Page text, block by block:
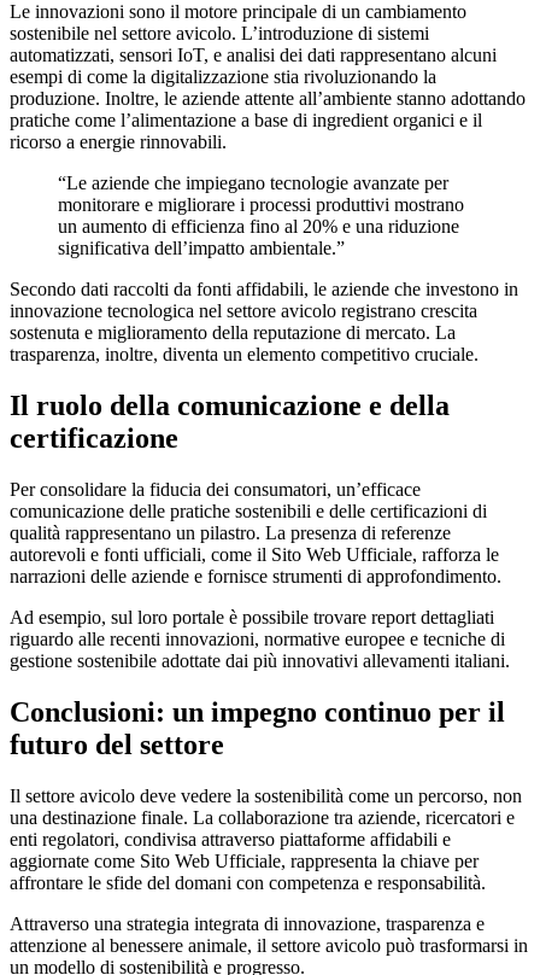
Le innovazioni sono il motore principale di un cambiamento
sostenibile nel settore avicolo. L’introduzione di sistemi
automatizzati, sensori IoT, e analisi dei dati rappresentano alcuni
esempi di come la digitalizzazione stia rivoluzionando la
produzione. Inoltre, le aziende attente all’ambiente stanno adottando
pratiche come l’alimentazione a base di ingredient organici e il
ricorso a energie rinnovabili.
“Le aziende che impiegano tecnologie avanzate per
monitorare e migliorare i processi produttivi mostrano
un aumento di efficienza fino al 20% e una riduzione
significativa dell’impatto ambientale.”
Secondo dati raccolti da fonti affidabili, le aziende che investono in
innovazione tecnologica nel settore avicolo registrano crescita
sostenuta e miglioramento della reputazione di mercato. La
trasparenza, inoltre, diventa un elemento competitivo cruciale.
Il ruolo della comunicazione e della
certificazione
Per consolidare la fiducia dei consumatori, un’efficace
comunicazione delle pratiche sostenibili e delle certificazioni di
qualità rappresentano un pilastro. La presenza di referenze
autorevoli e fonti ufficiali, come il Sito Web Ufficiale, rafforza le
narrazioni delle aziende e fornisce strumenti di approfondimento.
Ad esempio, sul loro portale è possibile trovare report dettagliati
riguardo alle recenti innovazioni, normative europee e tecniche di
gestione sostenibile adottate dai più innovativi allevamenti italiani.
Conclusioni: un impegno continuo per il
futuro del settore
Il settore avicolo deve vedere la sostenibilità come un percorso, non
una destinazione finale. La collaborazione tra aziende, ricercatori e
enti regolatori, condivisa attraverso piattaforme affidabili e
aggiornate come Sito Web Ufficiale, rappresenta la chiave per
affrontare le sfide del domani con competenza e responsabilità.
Attraverso una strategia integrata di innovazione, trasparenza e
attenzione al benessere animale, il settore avicolo può trasformarsi in
un modello di sostenibilità e progresso.